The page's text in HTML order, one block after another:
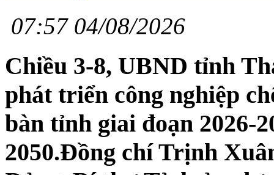
07:57 04/08/2026
Chiều 3-8, UBND tỉnh
phát triển công nghiệp
bàn tỉnh giai đoạn 2026-
2050.Đồng chí Trịnh